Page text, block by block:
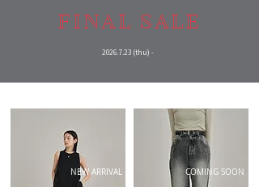
FINAL SALE
2026.7.23 (thu) -
NEW ARRIVAL COMING SOON